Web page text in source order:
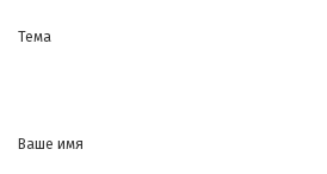
Тема
Ваше имя